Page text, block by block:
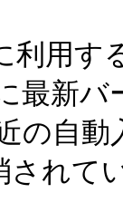
利用
最新
自動
されて